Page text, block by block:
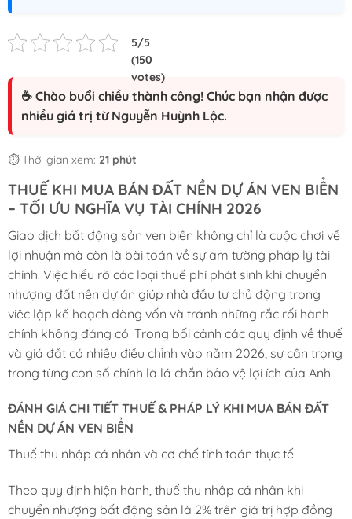
☕ Chào buổi chiều thành công! Chúc bạn nhận được
nhiều giá trị từ Nguyễn Huỳnh Lộc.
⏱️ Thời gian xem: 21 phút
THUẾ KHI MUA BÁN ĐẤT NỀN DỰ ÁN VEN BIỂN
– TỐI ƯU NGHĨA VỤ TÀI CHÍNH 2026
Giao dịch bất động sản ven biển không chỉ là cuộc chơi về
lợi nhuận mà còn là bài toán về sự am tường pháp lý tài
chính. Việc hiểu rõ các loại thuế phí phát sinh khi chuyển
nhượng đất nền dự án giúp nhà đầu tư chủ động trong
việc lập kế hoạch dòng vốn và tránh những rắc rối hành
chính không đáng có. Trong bối cảnh các quy định về thuế
và giá đất có nhiều điều chỉnh vào năm 2026, sự cẩn trọng
trong từng con số chính là lá chắn bảo vệ lợi ích của Anh.
ĐÁNH GIÁ CHI TIẾT THUẾ & PHÁP LÝ KHI MUA BÁN ĐẤT
NỀN DỰ ÁN VEN BIỂN
Thuế thu nhập cá nhân và cơ chế tính toán thực tế
Theo quy định hiện hành, thuế thu nhập cá nhân khi
chuyển nhượng bất động sản là 2% trên giá trị hợp đồng